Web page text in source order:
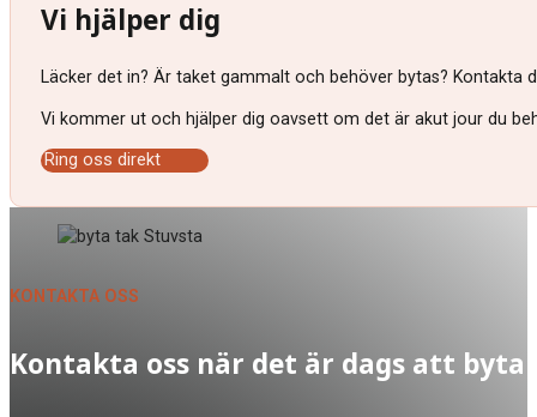
Vi hjälper dig
Läcker det in? Är taket gammalt och behöver bytas?
Vi kommer ut och hjälper dig oavsett om det är akut jour du
Ring oss direkt
Kontakta oss när det är dags att byta
KONTAKTA OSS